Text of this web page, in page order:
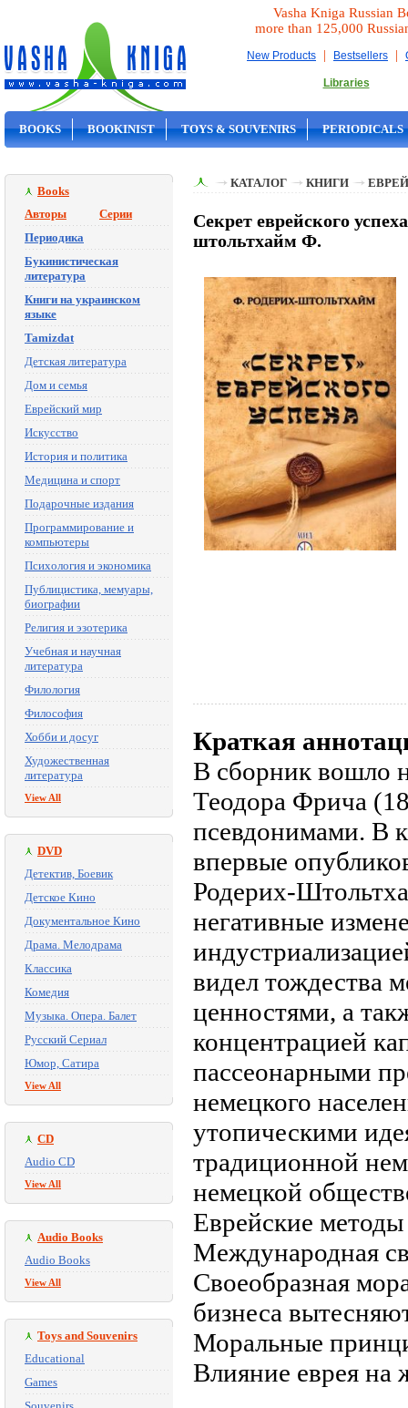
Vasha Kniga Russian
more than 125,000
New Products | Bestsellers |
Libraries
BOOKS BOOKINIST TOYS & SOUVENIRS PERIODICALS
Books
Авторы
Серии
Периодика
Букинистическая
литература
Книги на украинском
языке
Tamizdat
Детская литература
Дом и семья
Еврейский мир
Искусство
История и политика
Медицина и спорт
Подарочные издания
Программирование и
компьютеры
Психология и экономика
Публицистика, мемуары,
биографии
Религия и эзотерика
Учебная и научная
литература
Филология
Философия
Хобби и досуг
Художественная
литература
View All
DVD
Детектив, Боевик
Детское Кино
Документальное Кино
Драма. Мелодрама
Классика
Комедия
Музыка. Опера. Балет
Русский Сериал
Юмор, Сатира
View All
CD
Audio CD
View All
Audio Books
Audio Books
View All
Toys and Souvenirs
Educational
Games
КАТАЛОГ КНИГИ
Секрет еврейского
штольтхайм Ф.
Краткая
В сборник вошло
Теодора Фрича
псевдонимами. В
впервые
Родерих-
негативные
видел тождества
ценностями, а
концентрацией
пассеонарными
немецкого
утопическими
традиционной
немецкой
Еврейские
Международная
Своеобразная
бизнеса
Моральные
Влияние еврея на